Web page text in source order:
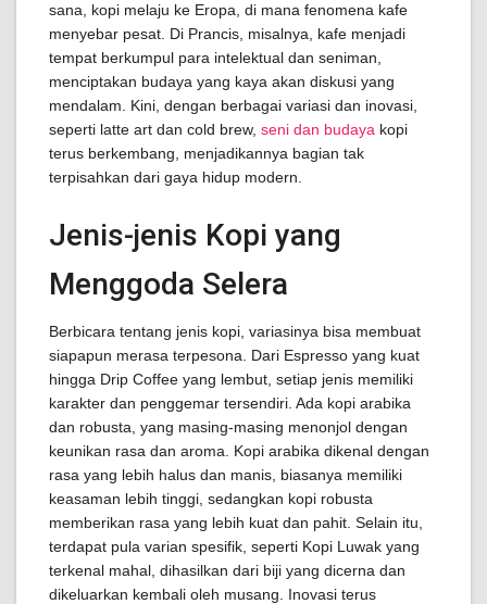
sana, kopi melaju ke Eropa, di mana fenomena kafe
menyebar pesat. Di Prancis, misalnya, kafe menjadi
tempat berkumpul para intelektual dan seniman,
menciptakan budaya yang kaya akan diskusi yang
mendalam. Kini, dengan berbagai variasi dan inovasi,
seperti latte art dan cold brew, seni dan budaya kopi
terus berkembang, menjadikannya bagian tak
terpisahkan dari gaya hidup modern.
Jenis-jenis Kopi yang
Menggoda Selera
Berbicara tentang jenis kopi, variasinya bisa membuat
siapapun merasa terpesona. Dari Espresso yang kuat
hingga Drip Coffee yang lembut, setiap jenis memiliki
karakter dan penggemar tersendiri. Ada kopi arabika
dan robusta, yang masing-masing menonjol dengan
keunikan rasa dan aroma. Kopi arabika dikenal dengan
rasa yang lebih halus dan manis, biasanya memiliki
keasaman lebih tinggi, sedangkan kopi robusta
memberikan rasa yang lebih kuat dan pahit. Selain itu,
terdapat pula varian spesifik, seperti Kopi Luwak yang
terkenal mahal, dihasilkan dari biji yang dicerna dan
dikeluarkan kembali oleh musang. Inovasi terus